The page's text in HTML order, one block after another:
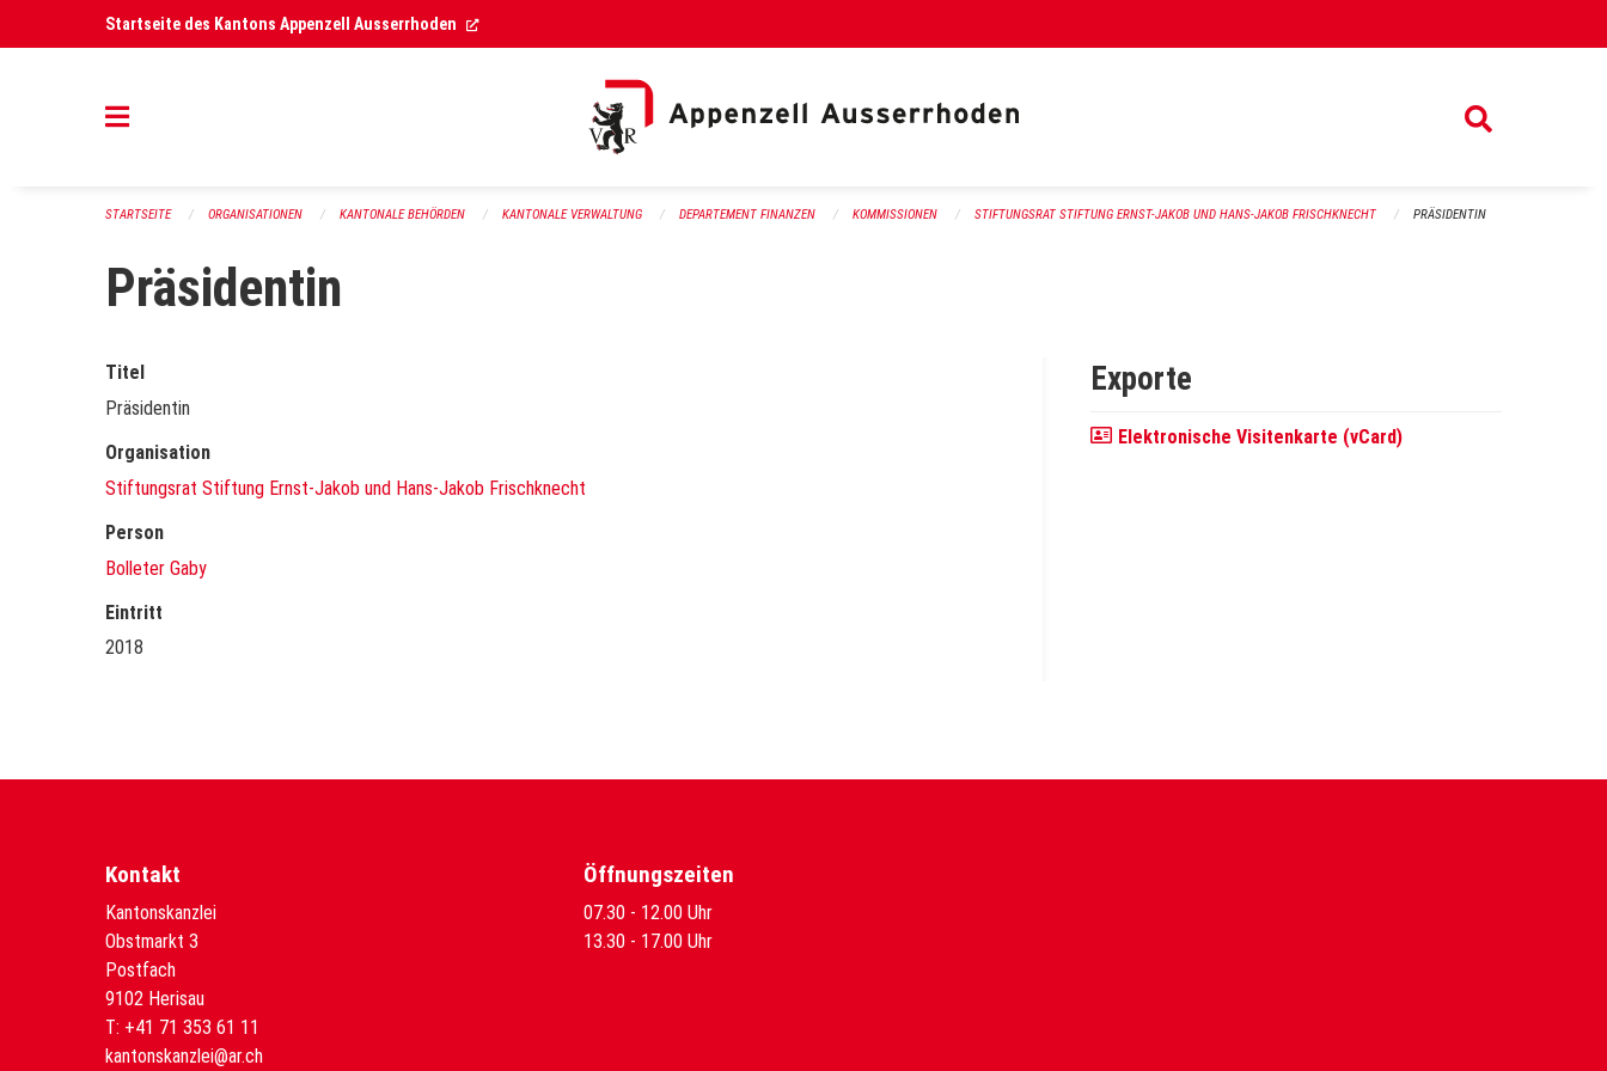
Navigation überspringenStartseite des Kantons Appenzell Ausserrhoden (External Link)
STARTSEITE ORGANISATIONEN KANTONALE BEHÖRDEN KANTONALE VERWALTUNG DEPARTEMENT FINANZEN KOMMISSIONEN STIFTUNGSRAT STIFTUNG ERNST-JAKOB UND HANS-JAKOB FRISCHKNECHT PRÄSIDENTIN
Präsidentin
Titel
Präsidentin
Organisation
Stiftungsrat Stiftung Ernst-Jakob und Hans-Jakob Frischknecht
Person
Bolleter Gaby
Eintritt
2018
Exporte
Elektronische Visitenkarte (vCard)
Kontakt
Kantonskanzlei
Obstmarkt 3
Postfach
9102 Herisau
T: +41 71 353 61 11
kantonskanzlei@ar.ch
Öffnungszeiten
07.30 - 12.00 Uhr
13.30 - 17.00 Uhr